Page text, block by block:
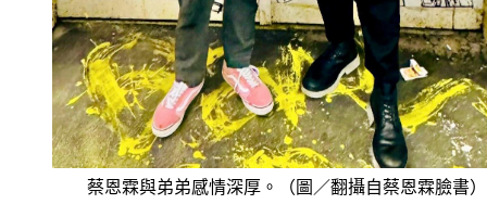
蔡恩霖與弟弟感情深厚。（圖／翻攝自蔡恩霖臉書）